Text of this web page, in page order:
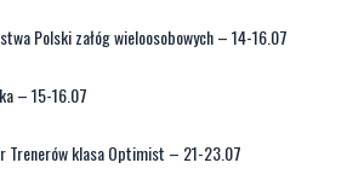
Polski załóg wieloosobowych – 14-16.07
– 15-16.07
Trenerów klasa Optimist – 21-23.07